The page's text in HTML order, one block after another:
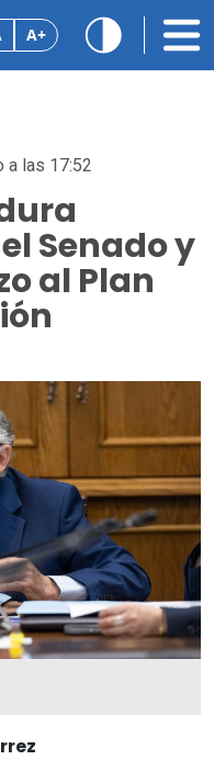
A+
a las 17:52
Senado y
al Plan